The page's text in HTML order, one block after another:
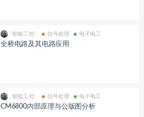
智能工控 信号处理 电子电工
全桥电路及其电路应用
智能工控 信号处理 电子电工
CM6800内部原理与公版图分析